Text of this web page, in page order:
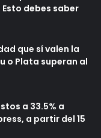
Esto debes saber
que sí valen la
o Plata superan al
a 33.5% a
a partir del 15